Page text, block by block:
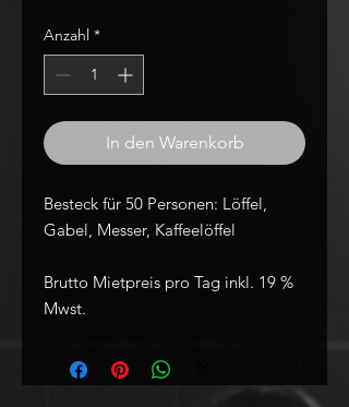
Anzahl *
In den Warenkorb
Besteck für 50 Personen: Löffel,
Gabel, Messer, Kaffeelöffel
Brutto Mietpreis pro Tag inkl. 19 %
Mwst.